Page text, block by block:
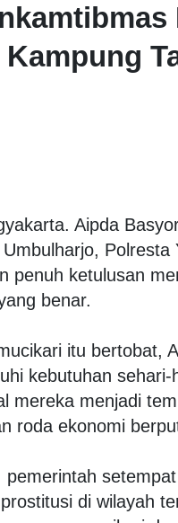
Aipda
Polresta
penuh ketulusan
benar.
itu bertobat,
kebutuhan
mereka menjadi
roda ekonomi
di wilayah